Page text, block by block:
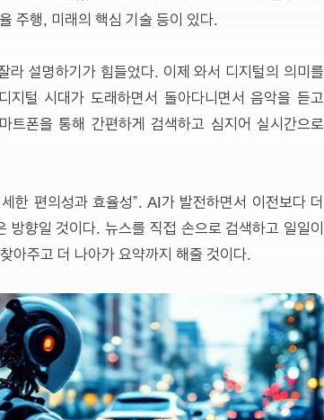
주행, 미래의 핵심 기술 등이 있다.
라 설명하기가 힘들었다. 이제 와서 디지털의 의미를
지털 시대가 도래하면서 돌아다니면서 음악을 듣고
폰을 통해 간편하게 검색하고 심지어 실시간으로
한 편의성과 효율성”. AI가 발전하면서 이전보다 더
향일 것이다. 뉴스를 직접 손으로 검색하고 일일이
아주고 더 나아가 요약까지 해줄 것이다.